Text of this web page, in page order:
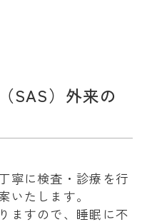
SAS）外来の
寧に検査・診療を行
いたします。
ますので、睡眠に不